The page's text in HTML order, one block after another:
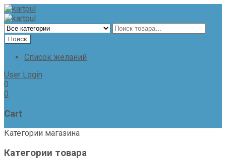
Список желаний
User Login
0
0
Cart
Категории магазина
Категории товара